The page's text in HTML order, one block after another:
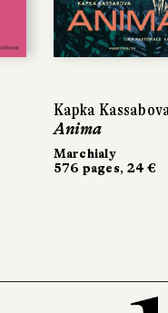
Kapka
Anima
Marchialy
576 pages, 24 €